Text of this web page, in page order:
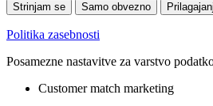
Strinjam se Samo obvezno
Politika zasebnosti
Posamezne nastavitve za varstvo
Customer match marketing